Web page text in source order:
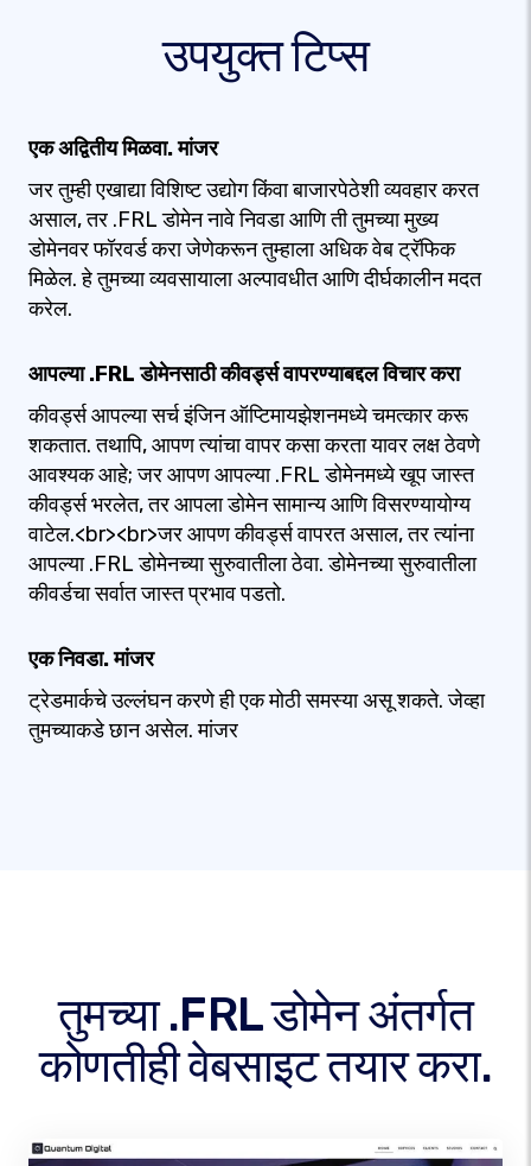
उपयुक्त टिप्स
एक अद्वितीय मिळवा. मांजर
जर तुम्ही एखाद्या विशिष्ट उद्योग किंवा बाजारपेठेशी व्यवहार करत
असाल, तर .FRL डोमेन नावे निवडा आणि ती तुमच्या मुख्य
डोमेनवर फॉरवर्ड करा जेणेकरून तुम्हाला अधिक वेब ट्रॅफिक
मिळेल. हे तुमच्या व्यवसायाला अल्पावधीत आणि दीर्घकालीन मदत
करेल.
आपल्या .FRL डोमेनसाठी कीवर्ड्स वापरण्याबद्दल विचार करा
कीवर्ड्स आपल्या सर्च इंजिन ऑप्टिमायझेशनमध्ये चमत्कार करू
शकतात. तथापि, आपण त्यांचा वापर कसा करता यावर लक्ष ठेवणे
आवश्यक आहे; जर आपण आपल्या .FRL डोमेनमध्ये खूप जास्त
कीवर्ड्स भरलेत, तर आपला डोमेन सामान्य आणि विसरण्यायोग्य
वाटेल.<br><br>जर आपण कीवर्ड्स वापरत असाल, तर त्यांना
आपल्या .FRL डोमेनच्या सुरुवातीला ठेवा. डोमेनच्या सुरुवातीला
कीवर्डचा सर्वात जास्त प्रभाव पडतो.
एक निवडा. मांजर
ट्रेडमार्कचे उल्लंघन करणे ही एक मोठी समस्या असू शकते. जेव्हा
तुमच्याकडे छान असेल. मांजर
तुमच्या .FRL डोमेन अंतर्गत
कोणतीही वेबसाइट तयार करा.